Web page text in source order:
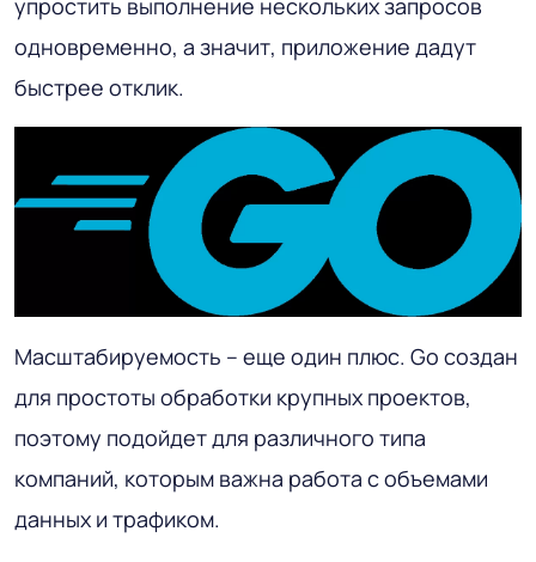
одновременно, а значит, приложение дадут
быстрее отклик.
Масштабируемость – еще один плюс. Go создан
для простоты обработки крупных проектов,
поэтому подойдет для различного типа
компаний, которым важна работа с объемами
данных и трафиком.